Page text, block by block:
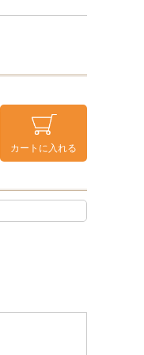
カートに入れる